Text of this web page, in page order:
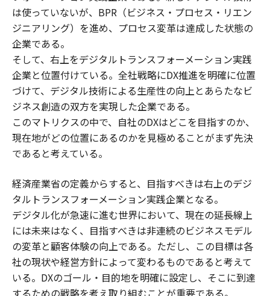
は使っていないが、BPR（ビジネス・プロセス・リエン
ジニアリング）を進め、プロセス変革は達成した状態の
企業である。
そして、右上をデジタルトランスフォーメーション実践
企業と位置付けている。全社戦略にDX推進を明確に位置
づけて、デジタル技術による生産性の向上とあらたなビ
ジネス創造の双方を実現した企業である。
このマトリクスの中で、自社のDXはどこを目指すのか、
現在地がどの位置にあるのかを見極めることがまず先決
であると考えている。
経済産業省の定義からすると、目指すべきは右上のデジ
タルトランスフォーメーション実践企業となる。
デジタル化が急速に進む世界において、現在の延長線上
には未来はなく、目指すべきは非連続のビジネスモデル
の変革と顧客体験の向上である。ただし、この目標は各
社の現状や経営方針によって変わるものであると考えて
いる。DXのゴール・目的地を明確に設定し、そこに到達
するための戦略を考え取り組むことが重要である。